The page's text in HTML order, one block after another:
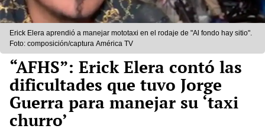
Erick Elera aprendió a manejar mototaxi en el rodaje de "Al fondo hay sitio".
Foto: composición/captura América TV
“AFHS”: Erick Elera contó las
dificultades que tuvo Jorge
Guerra para manejar su ‘taxi
churro’